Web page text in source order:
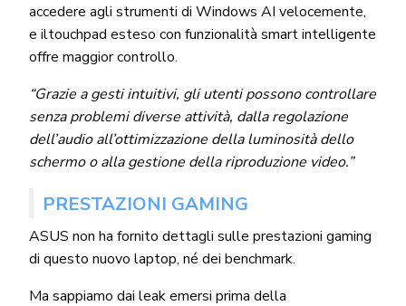
accedere agli strumenti di Windows AI velocemente,
e iltouchpad esteso con funzionalità smart intelligente
offre maggior controllo.
“Grazie a gesti intuitivi, gli utenti possono controllare
senza problemi diverse attività, dalla regolazione
dell’audio all’ottimizzazione della luminosità dello
schermo o alla gestione della riproduzione video.”
PRESTAZIONI GAMING
ASUS non ha fornito dettagli sulle prestazioni gaming
di questo nuovo laptop, né dei benchmark.
Ma sappiamo dai leak emersi prima della